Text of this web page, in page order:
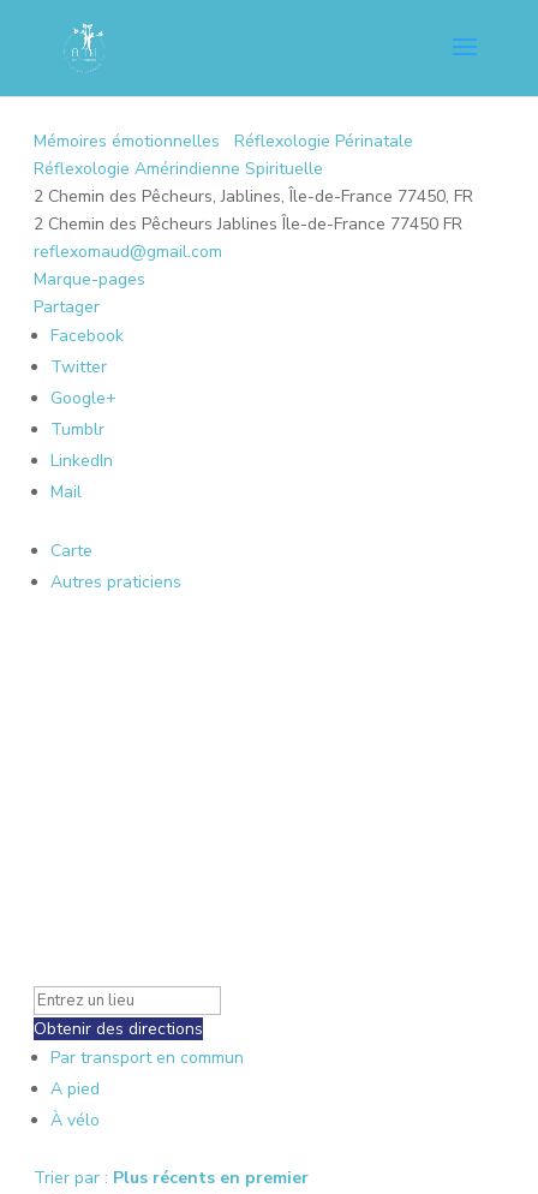
Mémoires émotionnelles
Réflexologie Périnatale
Réflexologie Amérindienne Spirituelle
2 Chemin des Pêcheurs, Jablines, Île-de-France 77450, FR
2 Chemin des Pêcheurs Jablines Île-de-France 77450 FR
reflexomaud@gmail.com
Marque-pages
Partager
Facebook
Twitter
Google+
Tumblr
LinkedIn
Mail
Carte
Autres praticiens
Obtenir des directions
Par transport en commun
A pied
À vélo
Trier par : Plus récents en premier